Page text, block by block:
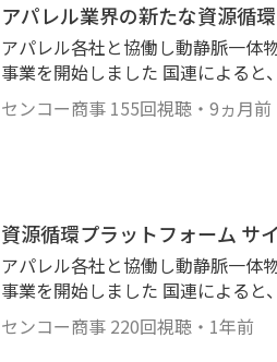
アパレル各社と協働し動静脈一体
事業を開始しました 国連によると、2050年には世界人口は98億人になると
推計され、OECDの調査によれば
倍（167ギガトン）に増加すると
原材料を循環させる”サーキュラ
現が求められています。 このよう
け、日本のアパレル業界において
ユースをするなどの取り組みが進
ェーンの過程で発生するハンガー
センコー商事 155回視聴 ・ 9ヵ月前
資源循環プラットフォーム サ
アパレル各社と協働し動静脈一体
事業を開始しました 国連によると、2050年には世界人口は98億人になると
推計され、OECDの調査によれば
倍（167ギガトン）に増加すると
センコー商事 220回視聴 ・ 1年前